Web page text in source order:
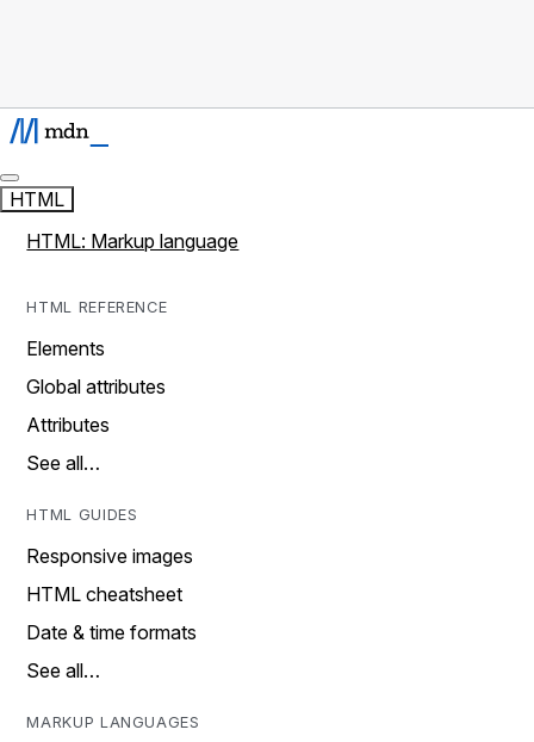
HTML
HTML: Markup language
HTML REFERENCE
Elements
Global attributes
Attributes
See all…
HTML GUIDES
Responsive images
HTML cheatsheet
Date & time formats
See all…
MARKUP LANGUAGES